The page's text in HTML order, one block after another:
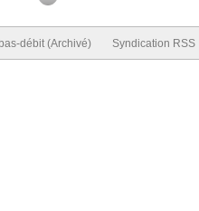
débit (Archivé) Syndication RSS